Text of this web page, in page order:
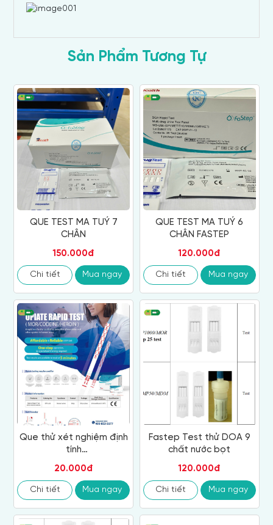
Sản Phẩm Tương Tự
QUE TEST MA TUÝ 7
CHÂN
150.000đ
Chi tiết Mua ngay
QUE TEST MA TUÝ 6
CHÂN FASTEP
120.000đ
Chi tiết Mua ngay
Que thử xét nghiệm định
tính
(Nước tiểu)
20.000đ
Chi tiết Mua ngay
Fastep Test thử DOA 9
chất nước bọt
120.000đ
Chi tiết Mua ngay